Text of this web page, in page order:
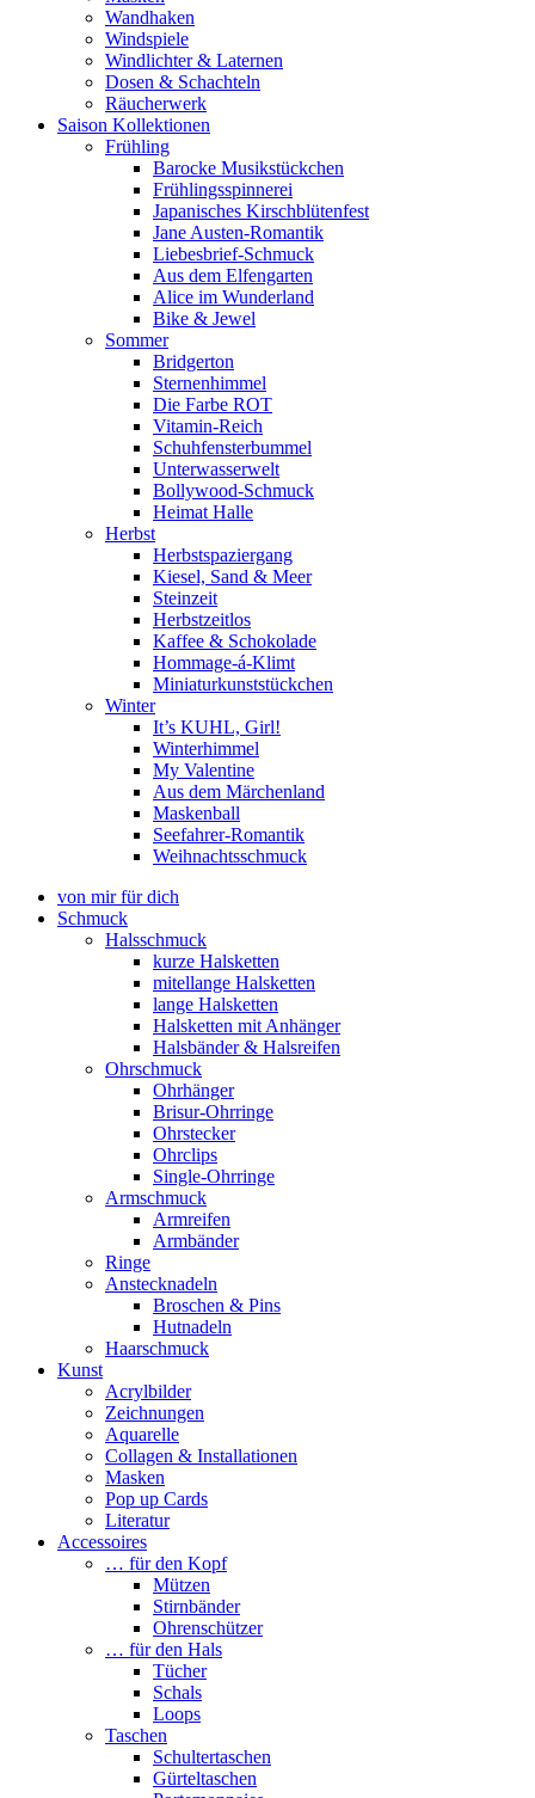
Wandhaken
Windspiele
Windlichter & Laternen
Dosen & Schachteln
Räucherwerk
Saison Kollektionen
Frühling
Barocke Musikstückchen
Frühlingsspinnerei
Japanisches Kirschblütenfest
Jane Austen-Romantik
Liebesbrief-Schmuck
Aus dem Elfengarten
Alice im Wunderland
Bike & Jewel
Sommer
Bridgerton
Sternenhimmel
Die Farbe ROT
Vitamin-Reich
Schuhfensterbummel
Unterwasserwelt
Bollywood-Schmuck
Heimat Halle
Herbst
Herbstspaziergang
Kiesel, Sand & Meer
Steinzeit
Herbstzeitlos
Kaffee & Schokolade
Hommage-á-Klimt
Miniaturkunststückchen
Winter
It’s KUHL, Girl!
Winterhimmel
My Valentine
Aus dem Märchenland
Maskenball
Seefahrer-Romantik
Weihnachtsschmuck
von mir für dich
Schmuck
Halsschmuck
kurze Halsketten
mitellange Halsketten
lange Halsketten
Halsketten mit Anhänger
Halsbänder & Halsreifen
Ohrschmuck
Ohrhänger
Brisur-Ohrringe
Ohrstecker
Ohrclips
Single-Ohrringe
Armschmuck
Armreifen
Armbänder
Ringe
Anstecknadeln
Broschen & Pins
Hutnadeln
Haarschmuck
Kunst
Acrylbilder
Zeichnungen
Aquarelle
Collagen & Installationen
Masken
Pop up Cards
Literatur
Accessoires
… für den Kopf
Mützen
Stirnbänder
Ohrenschützer
… für den Hals
Tücher
Schals
Loops
Taschen
Schultertaschen
Gürteltaschen